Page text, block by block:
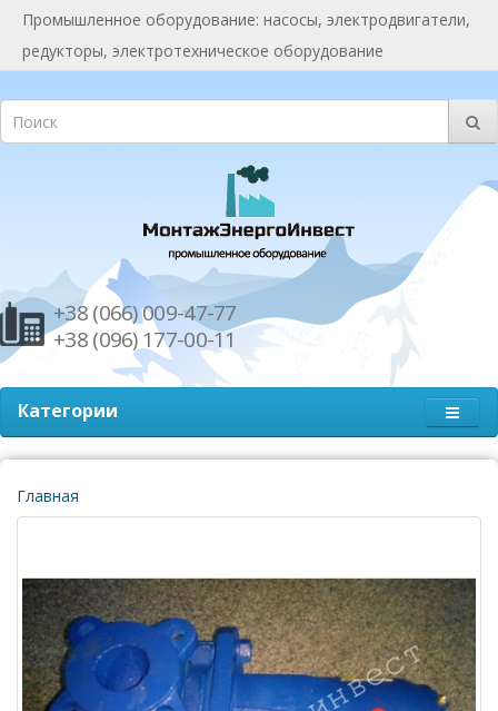
Промышленное оборудование: насосы, электродвигатели,
редукторы, электротехническое оборудование
+38 (066) 009-47-77
+38 (096) 177-00-11
Категории
Главная